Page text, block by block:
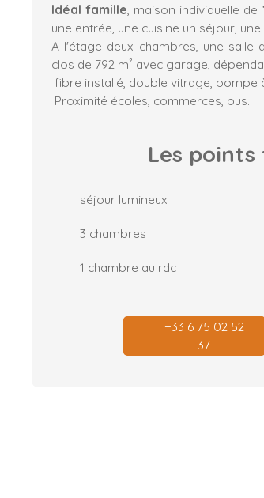
Idéal famille , maison individuelle de
une entrée, une cuisine un séjour,
A l'étage deux chambres, une salle
clos de 792 m² avec garage,
fibre installé, double vitrage, pompe
Proximité écoles, commerces, bus.
Les
séjour lumineux
3 chambres
1 chambre au rdc
+33 6 75 02 52
37